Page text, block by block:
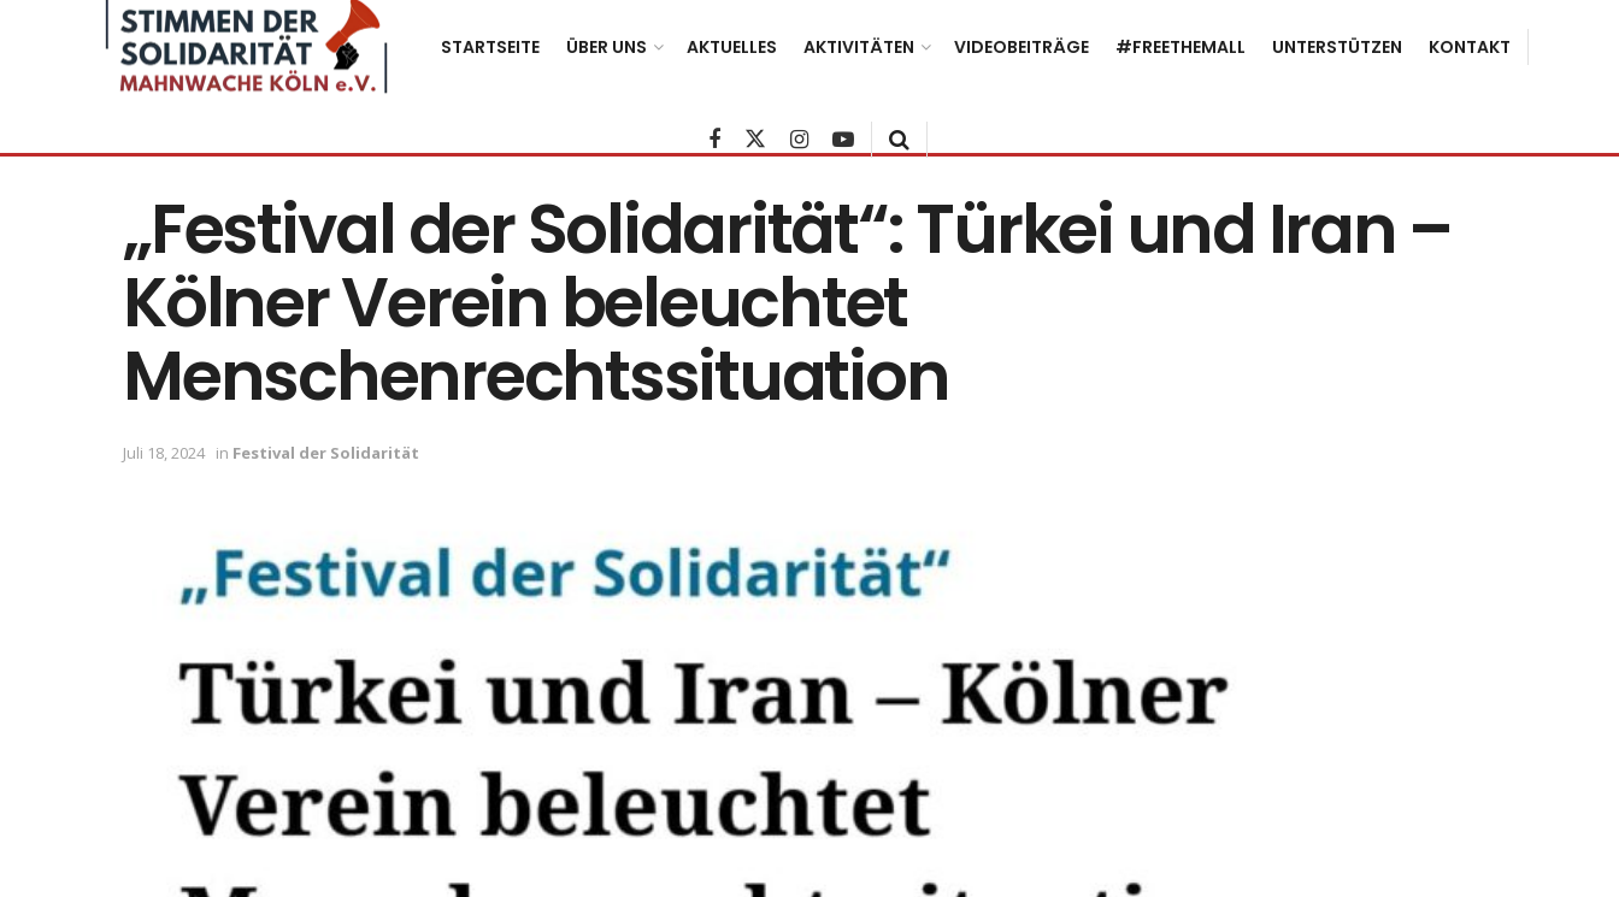
STARTSEITE ÜBER UNS AKTUELLES AKTIVITÄTEN VIDEOBEITRÄGE #FREETHEMALL UNTERSTÜTZEN KONTAKT
„Festival der Solidarität“: Türkei und Iran –
Kölner Verein beleuchtet
Menschenrechtssituation
Juli 18, 2024 in Festival der Solidarität